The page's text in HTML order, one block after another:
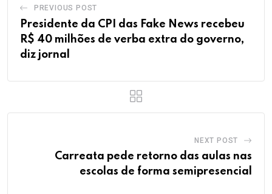
PREVIOUS POST
Presidente da CPI das Fake News recebeu
R$ 40 milhões de verba extra do governo,
diz jornal
NEXT POST
Carreata pede retorno das aulas nas
escolas de forma semipresencial